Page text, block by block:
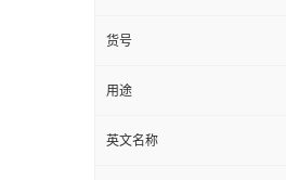
货号
用途
英文名称